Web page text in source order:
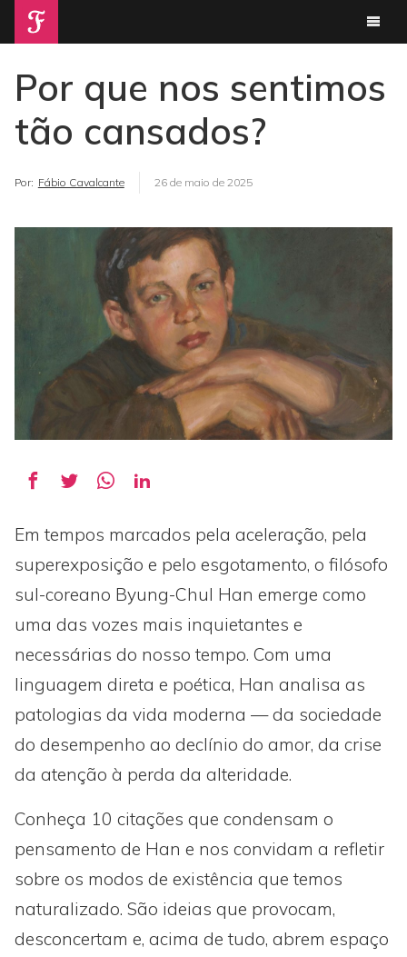
Por que nos sentimos
tão cansados?
Por: Fábio Cavalcante 26 de maio de 2025
Em tempos marcados pela aceleração, pela
superexposição e pelo esgotamento, o filósofo
sul-coreano Byung-Chul Han emerge como
uma das vozes mais inquietantes e
necessárias do nosso tempo. Com uma
linguagem direta e poética, Han analisa as
patologias da vida moderna — da sociedade
do desempenho ao declínio do amor, da crise
da atenção à perda da alteridade.
Conheça 10 citações que condensam o
pensamento de Han e nos convidam a refletir
sobre os modos de existência que temos
naturalizado. São ideias que provocam,
desconcertam e, acima de tudo, abrem espaço